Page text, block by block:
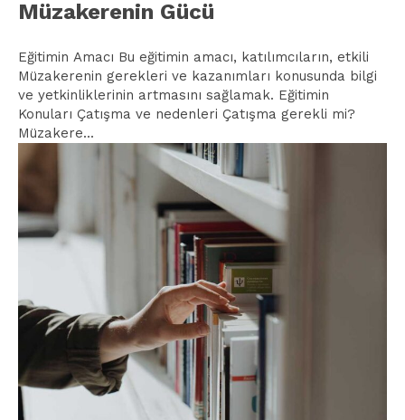
Müzakerenin Gücü
Eğitimin Amacı Bu eğitimin amacı, katılımcıların, etkili
Müzakerenin gerekleri ve kazanımları konusunda bilgi
ve yetkinliklerinin artmasını sağlamak. Eğitimin
Konuları Çatışma ve nedenleri Çatışma gerekli mi?
Müzakere...